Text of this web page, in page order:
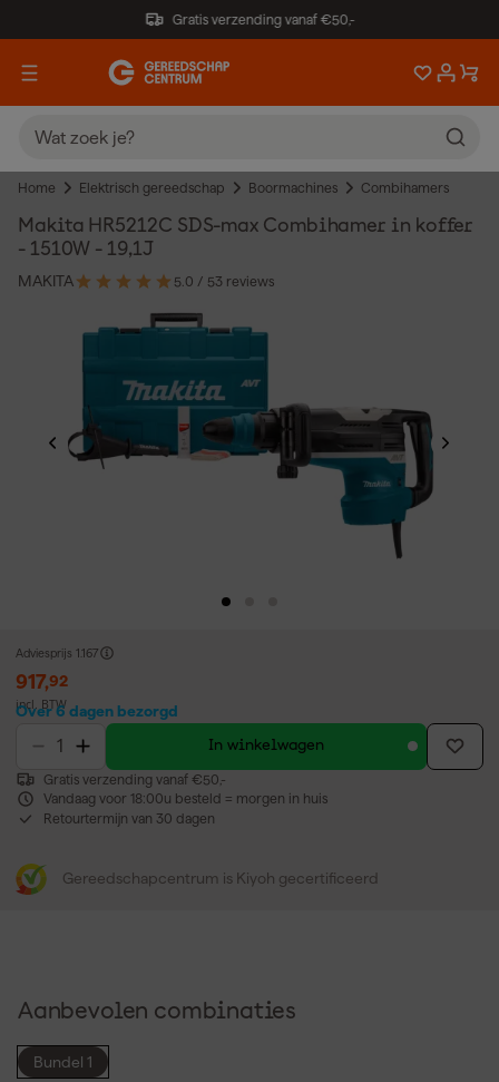
Gratis verzending vanaf €50,-
Home Elektrisch gereedschap Boormachines Combihamers
Makita HR5212C SDS-max Combihamer in koffer
- 1510W - 19,1J
MAKITA 5.0 / 53 reviews
Adviesprijs 1.167
917,92
incl. BTW
Over 6 dagen bezorgd
In winkelwagen
Gratis verzending vanaf €50,-
Vandaag voor 18:00u besteld = morgen in huis
Retourtermijn van 30 dagen
Gereedschapcentrum is Kiyoh gecertificeerd
Aanbevolen combinaties
Bundel 1